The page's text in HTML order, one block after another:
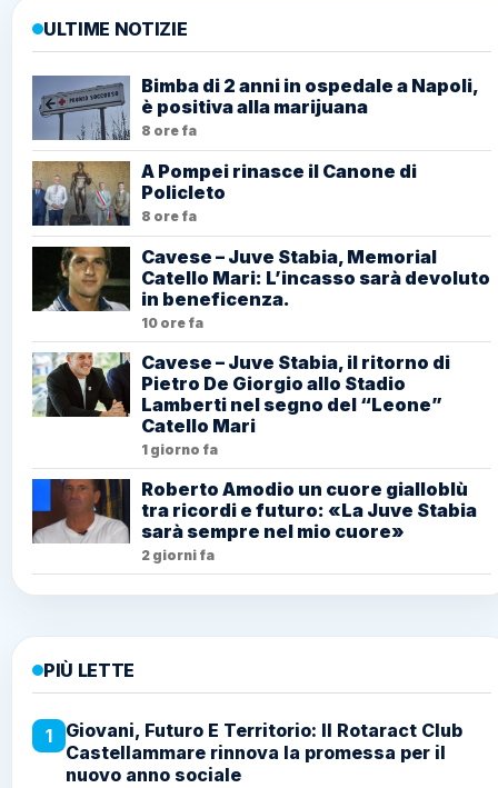
ULTIME NOTIZIE
Bimba di 2 anni in ospedale a Napoli,
è positiva alla marijuana
8 ore fa
A Pompei rinasce il Canone di
Policleto
8 ore fa
Cavese – Juve Stabia, Memorial
Catello Mari: L’incasso sarà devoluto
in beneficenza.
10 ore fa
Cavese – Juve Stabia, il ritorno di
Pietro De Giorgio allo Stadio
Lamberti nel segno del “Leone”
Catello Mari
1 giorno fa
Roberto Amodio un cuore gialloblù
tra ricordi e futuro: «La Juve Stabia
sarà sempre nel mio cuore»
2 giorni fa
PIÙ LETTE
1
Giovani, Futuro E Territorio: Il Rotaract Club
Castellammare rinnova la promessa per il
nuovo anno sociale